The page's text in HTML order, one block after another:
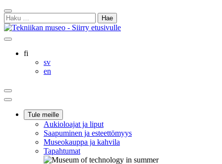
Siirry
sisältöön
Sulje
hakukenttä
Haku:
Ostoskorisi
Oma
Hae
sivultafi
svSvenska
en
Ostoskorisi
Oma
tiliHae
Päävalikko
Tule meille
Aukioloajat ja liput
Saapuminen ja esteettömyys
Museokauppa ja kahvila
Tapahtumat